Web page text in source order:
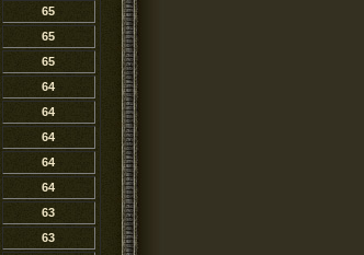
65
65
65
64
64
64
64
64
63
63